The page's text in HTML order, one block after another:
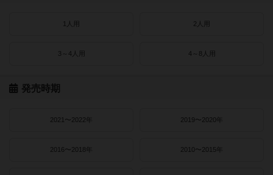
1人用 2人用
3～4人用 4～8人用
発売時期
2021〜2022年 2019〜2020年
2016〜2018年 2010〜2015年